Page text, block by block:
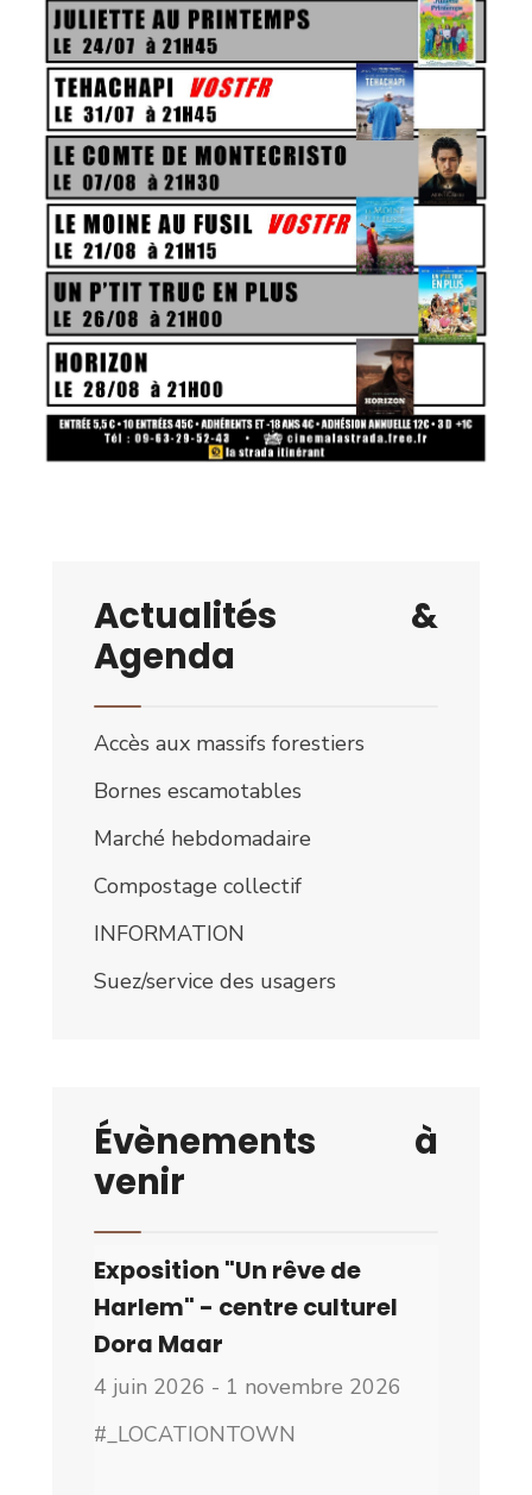
Actualités &
Agenda
Accès aux massifs forestiers
Bornes escamotables
Marché hebdomadaire
Compostage collectif
INFORMATION
Suez/service des usagers
Évènements à
venir
Exposition "Un rêve de
Harlem" - centre culturel
Dora Maar
4 juin 2026 - 1 novembre 2026
#_LOCATIONTOWN